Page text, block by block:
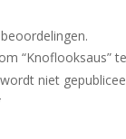
“Knoflooksaus”
niet